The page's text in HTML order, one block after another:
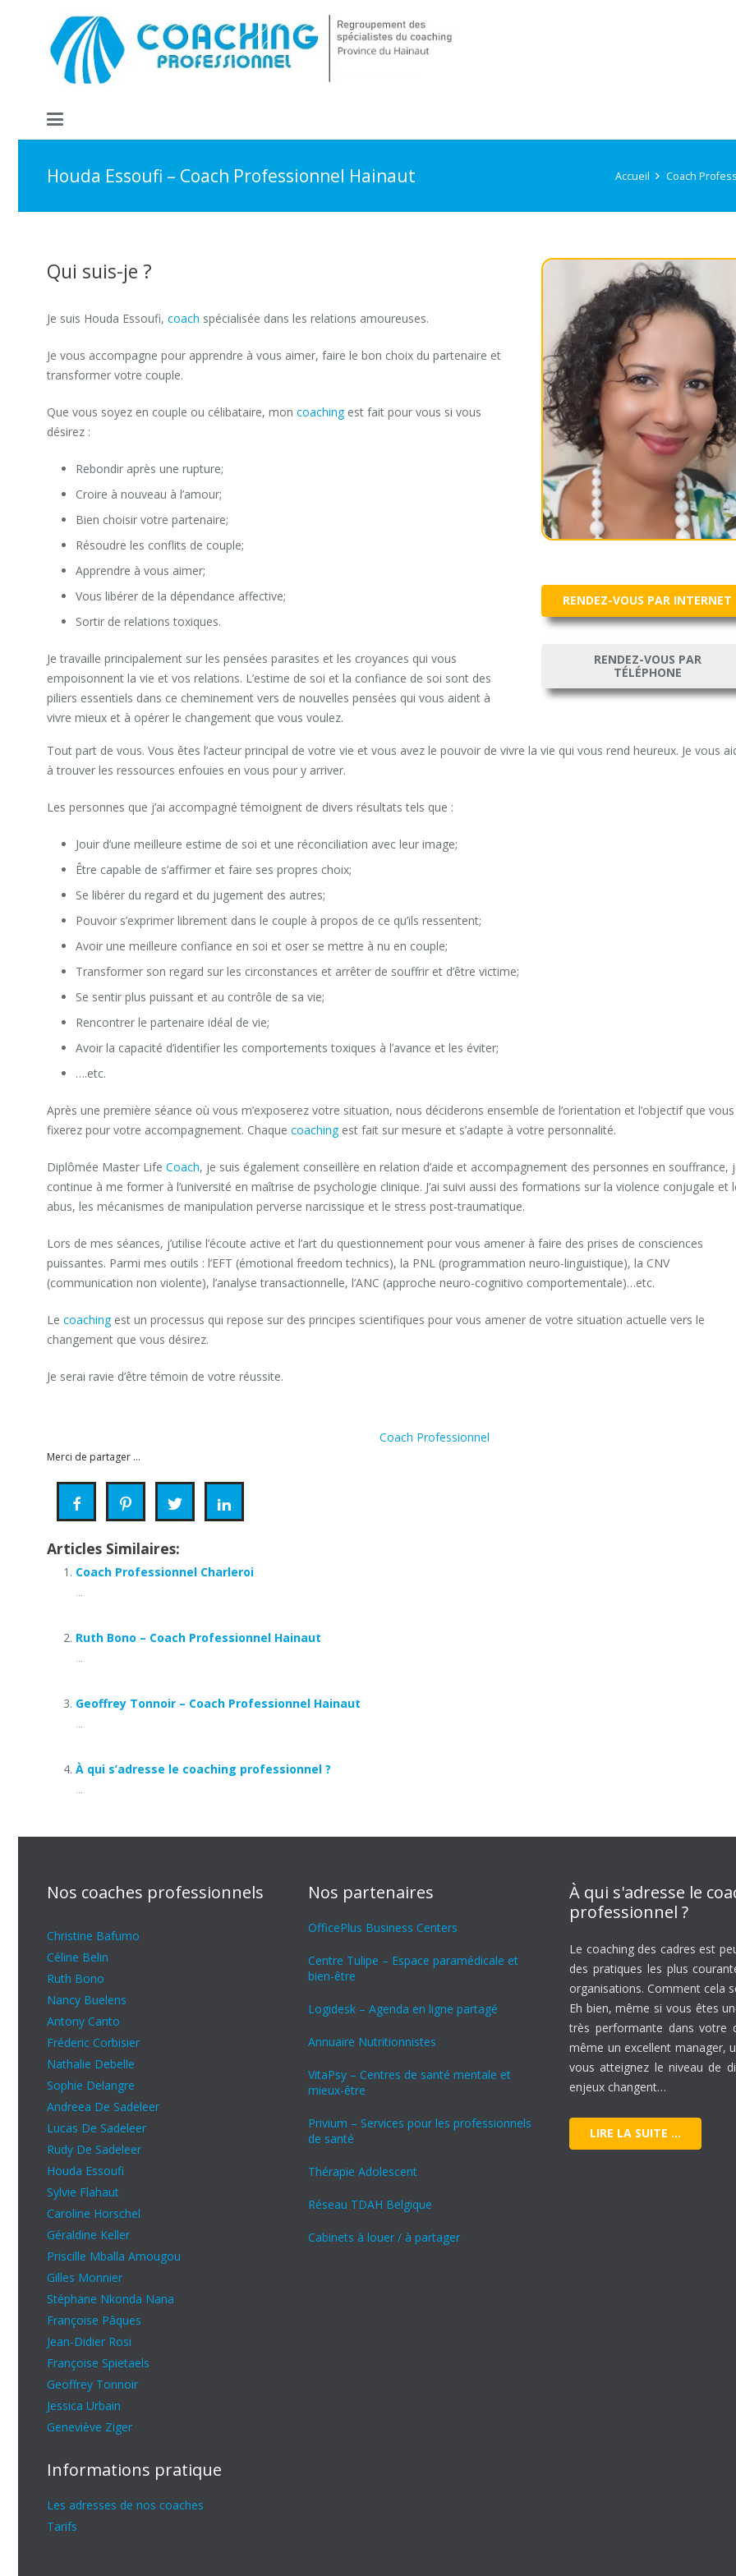
Houda Essoufi – Coach Professionnel Hainaut Accueil Coach
Qui suis-je ?
Je suis Houda Essoufi, coach spécialisée dans les relations amoureuses.
Je vous accompagne pour apprendre à vous aimer, faire le bon choix du partenaire et
transformer votre couple.
Que vous soyez en couple ou célibataire, mon coachingest fait pour vous si vous
désirez :
Rebondir après une rupture;
Croire à nouveau à l’amour;
Bien choisir votre partenaire;
Résoudre les conflits de couple;
Apprendre à vous aimer;
Vous libérer de la dépendance affective;
Sortir de relations toxiques.
Je travaille principalement sur les pensées parasites et les croyances qui vous
empoisonnent la vie et vos relations. L’estime de soi et la confiance de soi sont des
piliers essentiels dans ce cheminement vers de nouvelles pensées qui vous aident à
vivre mieux et à opérer le changement que vous voulez.
RENDEZ-VOUS PAR INTERNET
RENDEZ-VOUS PAR
TÉLÉPHONE
Tout part de vous. Vous êtes l’acteur principal de votre vie et vous avez le pouvoir de vivre la vie qui vous rend heureux. Je vous
à trouver les ressources enfouies en vous pour y arriver.
Les personnes que j’ai accompagné témoignent de divers résultats tels que :
Jouir d’une meilleure estime de soi et une réconciliation avec leur image;
Être capable de s’affirmer et faire ses propres choix;
Se libérer du regard et du jugement des autres;
Pouvoir s’exprimer librement dans le couple à propos de ce qu’ils ressentent;
Avoir une meilleure confiance en soi et oser se mettre à nu en couple;
Transformer son regard sur les circonstances et arrêter de souffrir et d’être victime;
Se sentir plus puissant et au contrôle de sa vie;
Rencontrer le partenaire idéal de vie;
Avoir la capacité d’identifier les comportements toxiques à l’avance et les éviter;
….etc.
Après une première séance où vous m’exposerez votre situation, nous déciderons ensemble de l’orientation et l’objectif que vous
fixerez pour votre accompagnement. Chaque coachingest fait sur mesure et s’adapte à votre personnalité.
Diplômée Master Life Coach, je suis également conseillère en relation d’aide et accompagnement des personnes en souffrance,
continue à me former à l’université en maîtrise de psychologie clinique. J’ai suivi aussi des formations sur la violence conjugale et
abus, les mécanismes de manipulation perverse narcissique et le stress post-traumatique.
Lors de mes séances, j’utilise l’écoute active et l’art du questionnement pour vous amener à faire des prises de consciences
puissantes. Parmi mes outils : l’EFT (émotional freedom technics), la PNL (programmation neuro-linguistique), la CNV
(communication non violente), l’analyse transactionnelle, l’ANC (approche neuro-cognitivo comportementale)…etc.
Le coachingest un processus qui repose sur des principes scientifiques pour vous amener de votre situation actuelle vers le
changement que vous désirez.
Je serai ravie d’être témoin de votre réussite.
Coach Professionnel
Merci de partager ...
Articles Similaires:
Coach Professionnel Charleroi
...
Ruth Bono – Coach Professionnel Hainaut
...
Geoffrey Tonnoir – Coach Professionnel Hainaut
...
À qui s’adresse le coaching professionnel ?
...
Nos coaches professionnels
Christine Bafumo
Céline Belin
Ruth Bono
Nancy Buelens
Antony Canto
Fréderic Corbisier
Nathalie Debelle
Sophie Delangre
Andreea De Sadeleer
Lucas De Sadeleer
Rudy De Sadeleer
Houda Essoufi
Sylvie Flahaut
Caroline Horschel
Géraldine Keller
Priscille Mballa Amougou
Gilles Monnier
Stéphane Nkonda Nana
Françoise Pâques
Jean-Didier Rosi
Françoise Spietaels
Geoffrey Tonnoir
Jessica Urbain
Geneviève Ziger
Informations pratique
Les adresses de nos coaches
Tarifs
Nos partenaires
OfficePlus Business Centers
Centre Tulipe – Espace paramédicale et
bien-être
Logidesk – Agenda en ligne partagé
Annuaire Nutritionnistes
VitaPsy – Centres de santé mentale et
mieux-être
Privium – Services pour les professionnels
de santé
Thérapie Adolescent
Réseau TDAH Belgique
Cabinets à louer / à partager
À qui s'adresse le
professionnel ?
Le coaching des cadres est
des pratiques les plus
organisations. Comment cela
Eh bien, même si vous êtes
très performante dans votre
même un excellent manager,
vous atteignez le niveau de
enjeux changent…
LIRE LA SUITE …